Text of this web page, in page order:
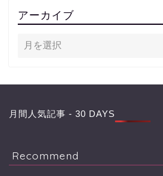
アーカイブ
月間人気記事 - 30 DAYS
Recommend